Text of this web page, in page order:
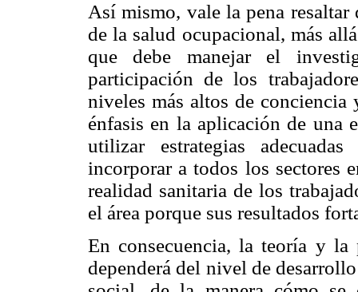
Así mismo, vale la pena
de la salud ocupacional, más
que debe manejar el
participación de los
niveles más altos de
énfasis en la aplicación de una
utilizar estrategias
incorporar a todos los sectores
realidad sanitaria de los
el área porque sus resultados
En consecuencia, la teoría y la
dependerá del nivel de